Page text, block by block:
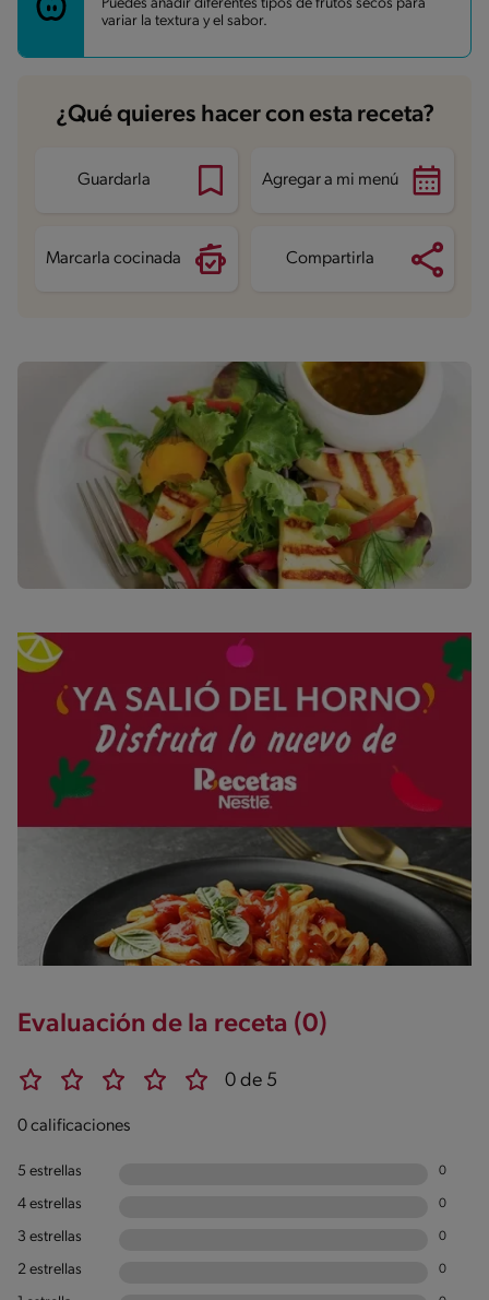
Grasas 5.5 g
Puedes añadir diferentes tipos de frutos secos para
variar la textura y el sabor.
¿Qué quieres hacer con esta receta?
Guardarla Agregar a mi menú
Marcarla cocinada Compartirla
Evaluación de la receta (0)
0 de 5
0 calificaciones
5 estrellas 0
4 estrellas 0
3 estrellas 0
2 estrellas 0